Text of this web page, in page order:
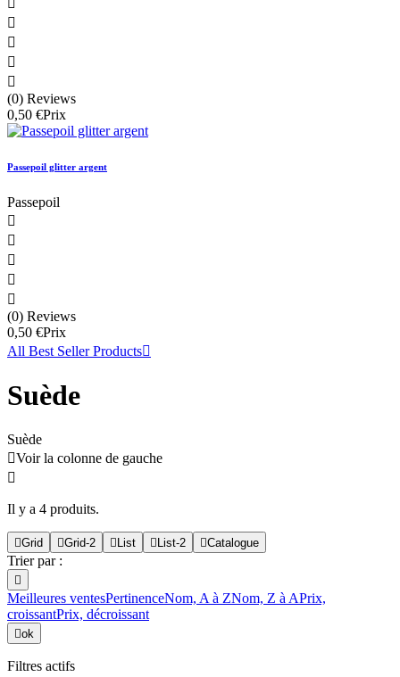




(0) Reviews
0,50 €Prix
Passepoil glitter argent
Passepoil





(0) Reviews
0,50 €Prix
All Best Seller Products
Suède
Suède
Voir la colonne de gauche

Il y a 4 produits.
Grid Grid-2 List List-2 Catalogue
Trier par :

Meilleures ventesPertinenceNom, A à ZNom, Z à APrix,
croissantPrix, décroissant
ok
Filtres actifs